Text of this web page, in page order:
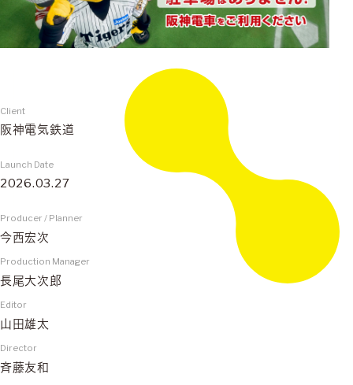
Client
阪神電気鉄道
Launch Date
2026.03.27
Producer / Planner
今西宏次
Production Manager
長尾大次郎
Editor
山田雄太
Director
斉藤友和